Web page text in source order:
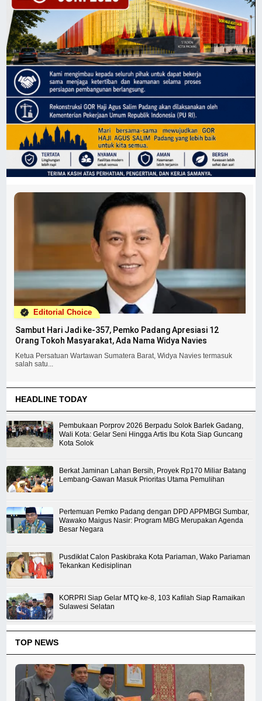
Editorial Choice
Sambut Hari Jadi ke-357, Pemko Padang Apresiasi 12
Orang Tokoh Masyarakat, Ada Nama Widya Navies
Ketua Persatuan Wartawan Sumatera Barat, Widya Navies termasuk
salah satu...
HEADLINE TODAY
Pembukaan Porprov 2026 Berpadu Solok Barlek Gadang,
Wali Kota: Gelar Seni Hingga Artis Ibu Kota Siap Guncang
Kota Solok
Berkat Jaminan Lahan Bersih, Proyek Rp170 Miliar Batang
Lembang-Gawan Masuk Prioritas Utama Pemulihan
Pertemuan Pemko Padang dengan DPD APPMBGI Sumbar,
Wawako Maigus Nasir: Program MBG Merupakan Agenda
Besar Negara
Pusdiklat Calon Paskibraka Kota Pariaman, Wako Pariaman
Tekankan Kedisiplinan
KORPRI Siap Gelar MTQ ke-8, 103 Kafilah Siap Ramaikan
Sulawesi Selatan
TOP NEWS